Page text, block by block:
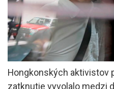
Hongkonských aktivistov
zatknutie vyvolalo medzi